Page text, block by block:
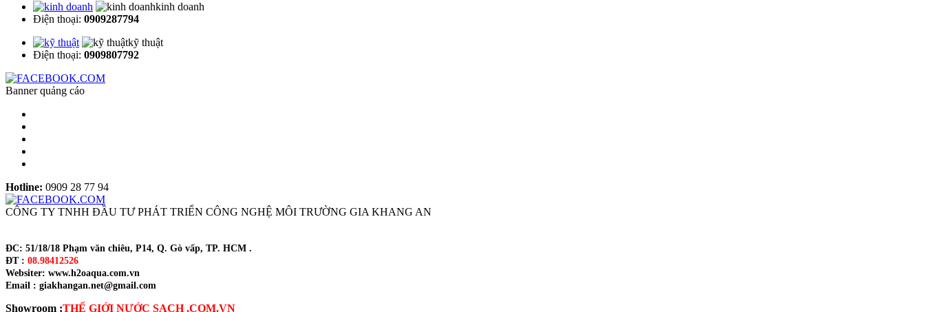
kinh doanh
Điện thoại: 0909287794
kỹ thuật
Điện thoại: 0909807792
Banner quảng cáo
Hotline: 0909 28 77 94
CÔNG TY TNHH ĐẦU TƯ PHÁT TRIỂN CÔNG NGHỆ MÔI TRƯỜNG GIA KHANG AN
ĐC: 51/18/18 Phạm văn chiêu, P14, Q. Gò vấp, TP. HCM .
ĐT : 08.98412526
Websiter: www.h2oaqua.com.vn
Email : giakhangan.net@gmail.com
Showroom :THẾ GIỚI NƯỚC SẠCH .COM.VN